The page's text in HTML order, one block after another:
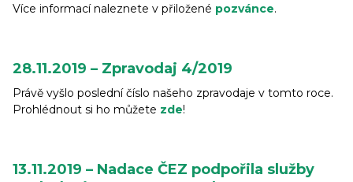
Více informací naleznete v přiložené pozvánce.
28.11.2019 – Zpravodaj 4/2019
Právě vyšlo poslední číslo našeho zpravodaje v tomto roce.
Prohlédnout si ho můžete zde!
13.11.2019 – Nadace ČEZ podpořila služby